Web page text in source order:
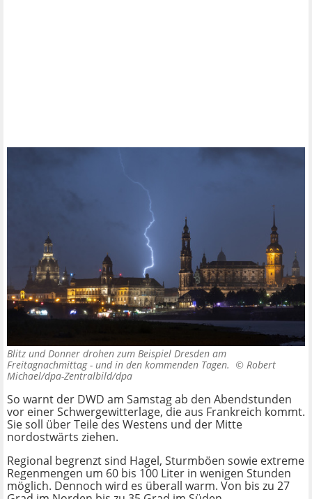
Blitz und Donner drohen zum Beispiel Dresden am
Freitagnachmittag - und in den kommenden Tagen. © Robert
Michael/dpa-Zentralbild/dpa
So warnt der DWD am Samstag ab den Abendstunden
vor einer Schwergewitterlage, die aus Frankreich kommt.
Sie soll über Teile des Westens und der Mitte
nordostwärts ziehen.
Regional begrenzt sind Hagel, Sturmböen sowie extreme
Regenmengen um 60 bis 100 Liter in wenigen Stunden
möglich. Dennoch wird es überall warm. Von bis zu 27